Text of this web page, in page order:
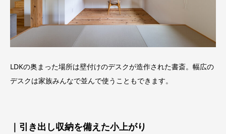
LDKの奥まった場所は壁付けのデスクが造作された書斎。幅広の
デスクは家族みんなで並んで使うこともできます。
｜引き出し収納を備えた小上がり